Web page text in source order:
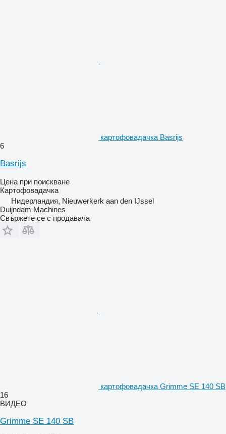
картофовадачка Basrijs
6
Basrijs
Цена при поискване
Картофовадачка
Нидерландия, Nieuwerkerk aan den IJssel
Duijndam Machines
Свържете се с продавача
картофовадачка Grimme SE 140 SB
16
ВИДЕО
Grimme SE 140 SB